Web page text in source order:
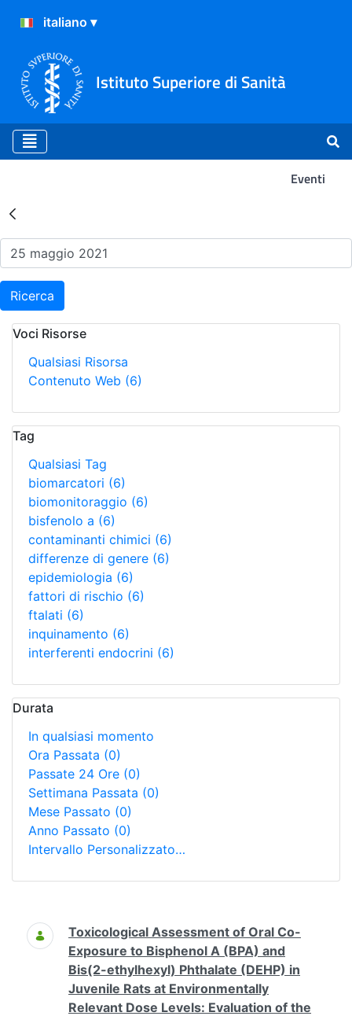
Istituto Superiore di Sanità
Eventi
Risultati della Ricerca -
Ricerca
Voci Risorse
Qualsiasi Risorsa
Contenuto Web (6)
Tag
Qualsiasi Tag
biomarcatori (6)
biomonitoraggio (6)
bisfenolo a (6)
contaminanti chimici (6)
differenze di genere (6)
epidemiologia (6)
fattori di rischio (6)
ftalati (6)
inquinamento (6)
interferenti endocrini (6)
Durata
In qualsiasi momento
Ora Passata (0)
Passate 24 Ore (0)
Settimana Passata (0)
Mese Passato (0)
Anno Passato (0)
Intervallo Personalizzato…
Ricerca
Toxicological Assessment of Oral Co-
Exposure to Bisphenol A (BPA) and
Bis(2-ethylhexyl) Phthalate (DEHP) in
Juvenile Rats at Environmentally
Relevant Dose Levels: Evaluation of the